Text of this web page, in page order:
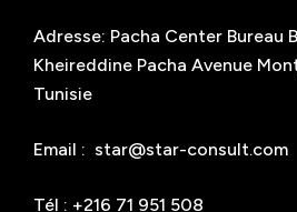
Adresse: Pacha Center Bureau
Kheireddine Pacha Avenue
Tunisie
Email : star@star-consult.com
Tél : +216 71 951 508